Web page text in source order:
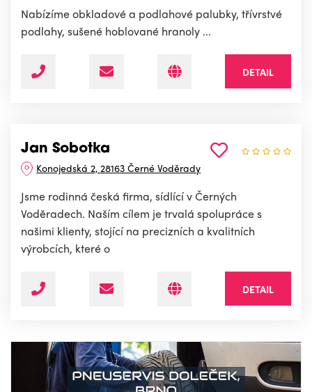
Nabízíme obkladové a podlahové palubky, třívrstvé
podlahy, sušené hoblované hranoly ...
DETAIL
Jan Sobotka
Konojedská 2, 28163 Černé Voděrady
Jsme rodinná česká firma, sídlící v Černých
Voděradech. Naším cílem je trvalá spolupráce s
našimi klienty, stojící na precizních a kvalitních
výrobcích, které o
DETAIL